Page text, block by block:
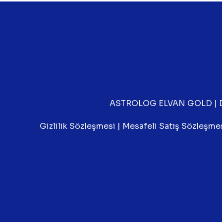
ASTROLOG ELVAN GOLD |
Gizlilik Sözleşmesi | Mesafeli Satış